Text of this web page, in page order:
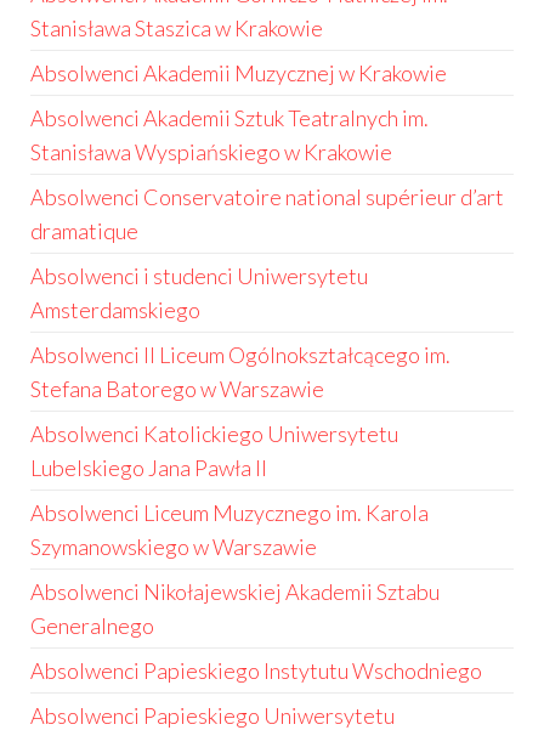
Stanisława Staszica w Krakowie
Absolwenci Akademii Muzycznej w Krakowie
Absolwenci Akademii Sztuk Teatralnych im.
Stanisława Wyspiańskiego w Krakowie
Absolwenci Conservatoire national supérieur d’art
dramatique
Absolwenci i studenci Uniwersytetu
Amsterdamskiego
Absolwenci II Liceum Ogólnokształcącego im.
Stefana Batorego w Warszawie
Absolwenci Katolickiego Uniwersytetu
Lubelskiego Jana Pawła II
Absolwenci Liceum Muzycznego im. Karola
Szymanowskiego w Warszawie
Absolwenci Nikołajewskiej Akademii Sztabu
Generalnego
Absolwenci Papieskiego Instytutu Wschodniego
Absolwenci Papieskiego Uniwersytetu